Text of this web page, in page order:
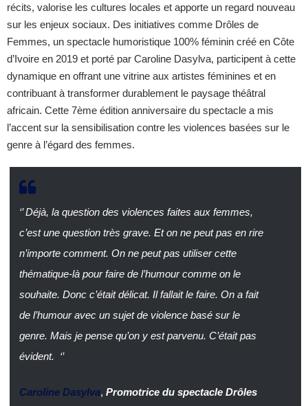
récits, valorise les cultures locales et apporte un regard nouveau
sur les enjeux sociaux. Des initiatives comme Drôles de
Femmes, un spectacle humoristique 100% féminin créé en Côte
d’Ivoire en 2019 et porté par Caroline Dasylva, participent à cette
dynamique en offrant une vitrine aux artistes féminines et en
contribuant à transformer durablement le paysage théâtral
africain. Cette 7ème édition anniversaire du spectacle a mis
l’accent sur la sensibilisation contre les violences basées sur le
genre à l’égard des femmes.
‘’Déjà, la question des violences faites aux femmes,
c’est une question très grave. Et on ne peut pas en rire
n’importe comment. On ne peut pas utiliser cette
thématique-là pour faire de l’humour comme on le
souhaite. Donc c’était délicat. Il fallait le faire. On a fait
de l’humour avec un sujet de violence basé sur le
genre. Mais je pense qu’on y est parvenu. C’était pas
évident. ‘’
Caroline Dasylva, Promotrice du spectacle Drôles